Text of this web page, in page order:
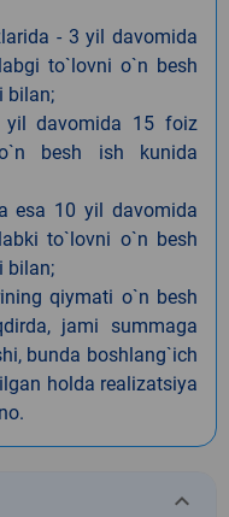
- 3 yil davomida
to`lovni o`n besh
bilan;
davomida 15 foiz
besh ish kunida
esa 10 yil davomida
to`lovni o`n besh
bilan;
qiymati o`n besh
jami summaga
bunda boshlang`ich
holda realizatsiya
keyboard_arrow_down